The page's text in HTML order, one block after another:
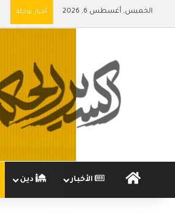
الخميس, أغسطس 6, 2026 أخبار عاجلة
الرئيسيةالأخبار دين